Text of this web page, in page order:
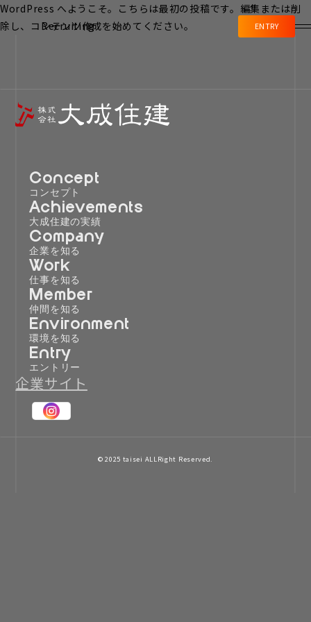
Recruiting ENTRY
WordPress へようこそ。こちらは最初の投稿です。編集または削
除し、コンテンツ作成を始めてください。
Concept
コンセプト
Achievements
大成住建の実績
Company
企業を知る
Work
仕事を知る
Member
仲間を知る
Environment
環境を知る
Entry
エントリー
企業サイト
© 2025 taisei ALLRight Reserved.